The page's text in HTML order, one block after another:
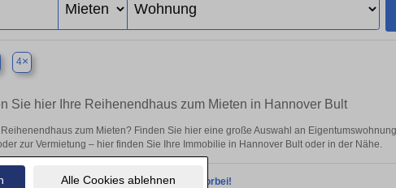
Alle Cookies ablehnen
4×
Sie hier Ihre Reihenendhaus zum Mieten in Hannover Bult
zum Mieten? Finden Sie hier eine große Auswahl an
zur Vermietung – hier finden Sie Ihre Immobilie in Hannover Bult oder in der Nähe.
Objekte finden. Schauen Sie bald wieder vorbei!